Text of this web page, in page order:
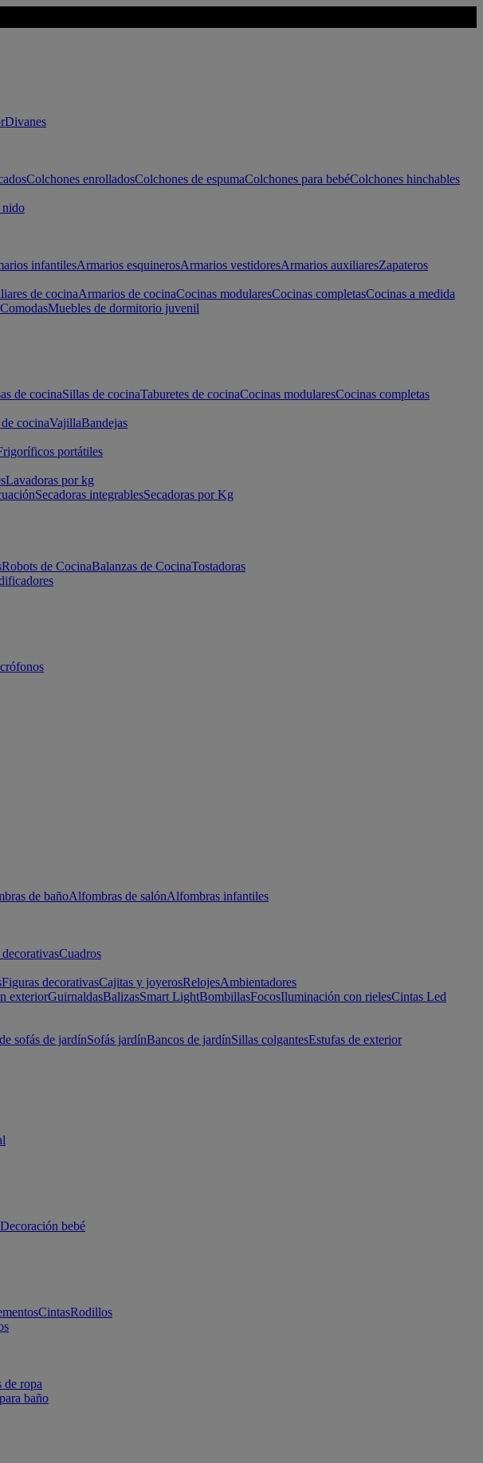
Divanes
Colchones enrolladosColchones de espumaColchones para bebéColchones hinchables
nido
infantilesArmarios esquinerosArmarios vestidoresArmarios auxiliaresZapateros
de cocinaArmarios de cocinaCocinas modularesCocinas completasCocinas a medida
ComodasMuebles de dormitorio juvenil
de cocinaSillas de cocinaTaburetes de cocinaCocinas modularesCocinas completas
cocinaVajillaBandejas
portátiles
Lavadoras por kg
Secadoras integrablesSecadoras por Kg
Robots de CocinaBalanzas de CocinaTostadoras
de bañoAlfombras de salónAlfombras infantiles
decorativasCuadros
Figuras decorativasCajitas y joyerosRelojesAmbientadores
exteriorGuirnaldasBalizasSmart LightBombillasFocosIluminación con rielesCintas Led
sofás de jardínSofás jardínBancos de jardínSillas colgantesEstufas de exterior
Decoración bebé
CintasRodillos
de ropa
baño